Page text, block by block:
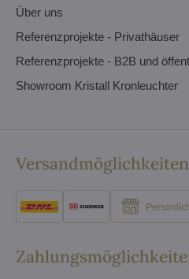
Über uns
Referenzprojekte - Privathäuser
Referenzprojekte - B2B und
Showroom Kristall Kronleuchter
Versandmöglichkeiten